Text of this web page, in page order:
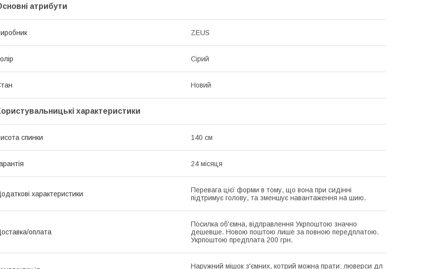
атрибути
ZEUS
Сірий
Новий
характеристики
спинки 140 см
24 місяця
характеристики
Перевага цієї форми в тому, що вона при сидінні
підтримує голову, та зменшує навантаження на шию.
оплата
Посилка об'ємна, відправлення Укрпоштою значно
дешевше. Новою поштою лише за повною передплатою.
Укрпоштою предплата 200 грн.
Наружний мішок з'ємних, котрий можна прати; люверси дл